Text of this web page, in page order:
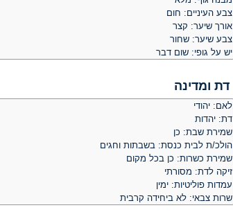
צבע העיניים: חום
אורך שיער: קצר
צבע שיער: שחור
יש על גופי: שום דבר
דת ומדינה
לאם: יהודי
דת: יהדות
שמירת שבת: כן
הולכ/ת לבית כנסת: בשבתות וחגים
שמירת כשרות: כן בכל מקום
זיקה לדת: מסורתי
עמדות פוליטיות: ימין
שרות צבאי: לא ביחידה קרבית